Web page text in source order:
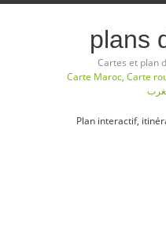
plans
Cartes et plan
Carte Maroc, Carte
Plan interactif,